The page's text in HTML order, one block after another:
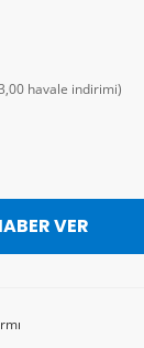
havale indirimi)
VER